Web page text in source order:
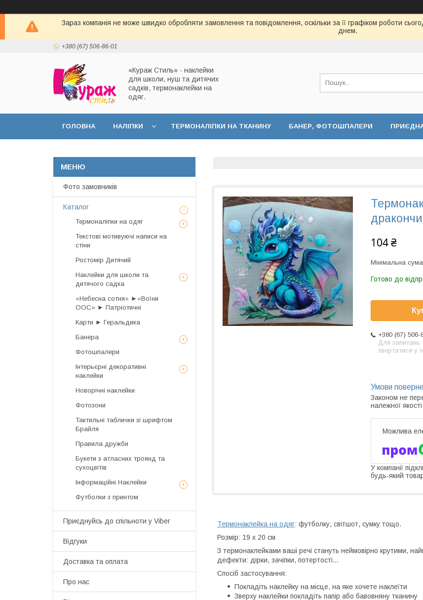
Зараз компанія не може швидко обробляти замовлення та повідомлення, оскільки за її графіком роботи
днем.
+380 (67) 506-86-01
«Кураж Стиль» - наклейки
для школи, нуш та дитячих
садків, термонаклейки на
одяг.
ГОЛОВНА НАЛІПКИ ТЕРМОНАЛІПКИ НА ТКАНИНУ БАНЕР, ФОТОШПАЛЕРИ
104 ₴
Мінімальна
Готово до
+380 (67) 506-
Для запитань
звертатися у
Законом не
належної якості
У компанії
будь-який
Термонаклейка на одяг: футболку, світшот, сумку тощо.
Розмір: 19 х 20 см
З термонаклейками ваші речі стануть неймовірно крутими,
дефекти: дірки, зачіпки, потертості...
Спосіб застосування:
Покладіть наклейку на місце, на яке хочете наклеїти
Зверху наклейки покладіть папір або бавовняну тканину
Фото замовників
Каталог
Термоналіпки на одяг
Текстові мотивуючі написи на
стіни
Ростомір Дитячий
Наклейки для школи та
дитячого садка
«Небесна сотня» ►«Воїни
ООС» ► Патріотичні
Карти ► Геральдика
Банера
Фотошпалери
Інтерьєрні декоративні
наклейки
Новорічні наклейки
Фотозони
Тактильні таблички зі шрифтом
Брайля
Правила дружби
Букети з атласних троянд та
сухоцвітів
Інформаційні Наклейки
Футболки з принтом
Приєднуйсь до спільноти у Viber
Відгуки
Доставка та оплата
Про нас